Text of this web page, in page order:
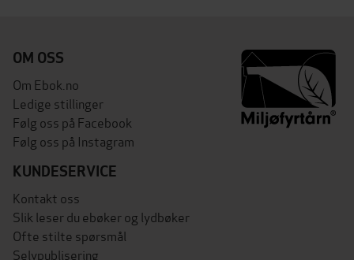
OM OSS
Om Ebok.no
Ledige stillinger
Følg oss på Facebook
Følg oss på Instagram
KUNDESERVICE
Kontakt oss
Slik leser du ebøker og lydbøker
Ofte stilte spørsmål
Selvpublisering